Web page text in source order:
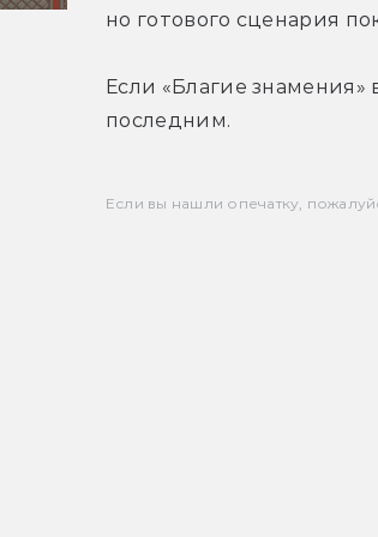
но готового сценария
Если «Благие знамения»
последним.
Если вы нашли опечатку,